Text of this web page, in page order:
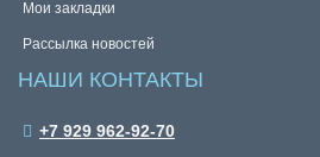
Мои закладки
Рассылка новостей
НАШИ КОНТАКТЫ
+7 929 962-92-70